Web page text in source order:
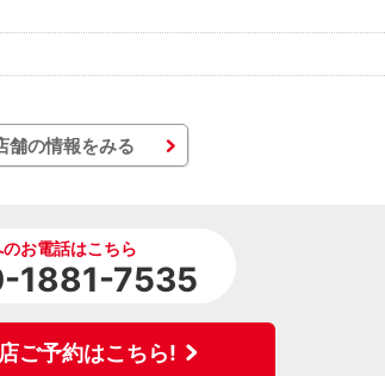
舗の情報をみる
のお電話はこちら
1881-7535
ご予約はこちら!